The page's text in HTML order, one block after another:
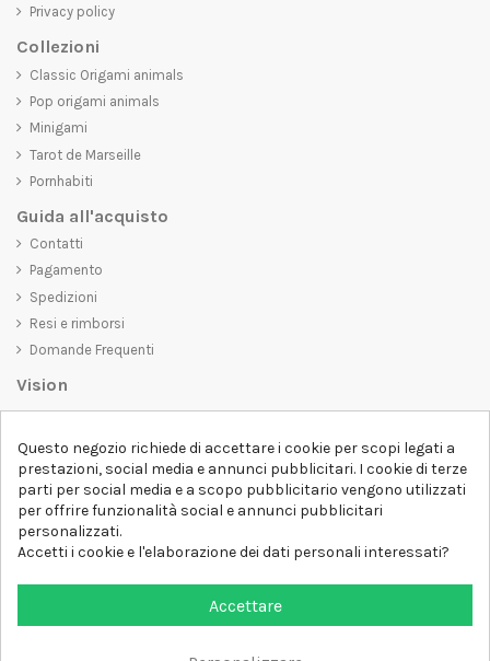
Privacy policy
Collezioni
Classic Origami animals
Pop origami animals
Minigami
Tarot de Marseille
Pornhabiti
Guida all'acquisto
Contatti
Pagamento
Spedizioni
Resi e rimborsi
Domande Frequenti
Vision
belli da vedere, ma che trasmettano anche un messaggio importante.
Che siate alla ricerca di una t-shirt unica e di tendenza, di una felpa
comoda e accogliente o di un accessorio esclusivo,D-SHIRTha
qualcosa per tutti.
Follow us
Questo negozio richiede di accettare i cookie per scopi legati a
prestazioni, social media e annunci pubblicitari. I cookie di terze
parti per social media e a scopo pubblicitario vengono utilizzati
per offrire funzionalità social e annunci pubblicitari
personalizzati.
Accetti i cookie e l'elaborazione dei dati personali interessati?
Accettare